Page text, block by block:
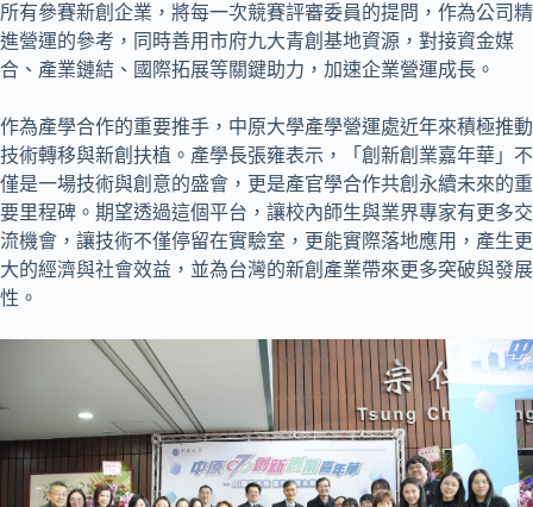
所有參賽新創企業，將每一次競賽評審委員的提問，作為公司精
進營運的參考，同時善用市府九大青創基地資源，對接資金媒
合、產業鏈結、國際拓展等關鍵助力，加速企業營運成長。
作為產學合作的重要推手，中原大學產學營運處近年來積極推動
技術轉移與新創扶植。產學長張雍表示，「創新創業嘉年華」不
僅是一場技術與創意的盛會，更是產官學合作共創永續未來的重
要里程碑。期望透過這個平台，讓校內師生與業界專家有更多交
流機會，讓技術不僅停留在實驗室，更能實際落地應用，產生更
大的經濟與社會效益，並為台灣的新創產業帶來更多突破與發展
性。